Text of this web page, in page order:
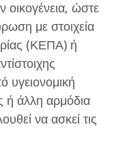
ώστε
με στοιχεία
(ΚΕΠΑ) ή
υγειονομική
ή άλλη αρμόδια
να ασκεί τις